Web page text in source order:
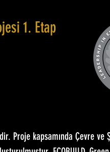
1. Etap
Proje kapsamında Çevre ve